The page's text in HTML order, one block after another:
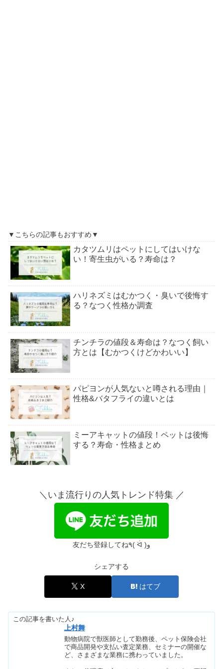
▼こちらの記事もおすすめ▼
カタツムリはペットにしてはいけな
い！寄生虫がいる？寿命は？
ハリネズミはむかつく・臭いで後悔す
る？なつく性格か調査
チンチラの値段＆寿命は？なつく飼い
方とは【むかつくけどかわいい】
パピヨンが人気ないと噂される理由｜
性格&バタフライの違いとは
ミーアキャットの値段！ペットは後悔
する？寿命・性格まとめ
なつく？噛む・つまらないは本当？
フェレットはムカつく？なつくの？値
段やデメリットも
ペット保険をやめた理由｜いらない・
後悔の口コミや裏ワザは？
＼いま流行りの人気トレンド特集 ／
友だち登録してね٩( ᐛ )و
シェアする
X はてブ
この記事を書いた人♪
上村舞
動物病院で獣医師として勤務後、ペット保険会社
で商品開発や支払い査定業務、セミナーの開催な
ど、さまざまな業務に携わっていました。